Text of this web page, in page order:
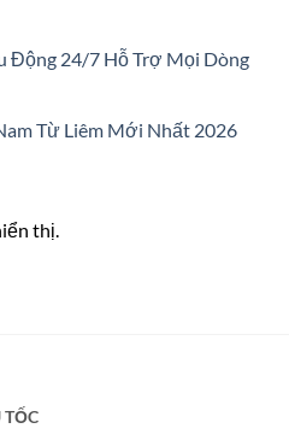
Động 24/7 Hỗ Trợ Mọi Dòng
Từ Liêm Mới Nhất 2026
thị.
TỐC